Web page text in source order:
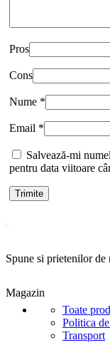
Pros
Cons
Nume *
Email *
Salvează-mi
pentru data viitoare
Spune si prietenilor de
Magazin
Toate
Politica
Transport